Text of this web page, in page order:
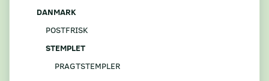
DANMARK
POSTFRISK
STEMPLET
PRAGTSTEMPLER